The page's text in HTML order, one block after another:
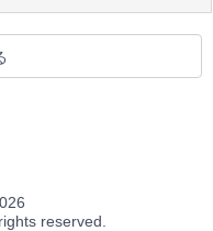
reserved.